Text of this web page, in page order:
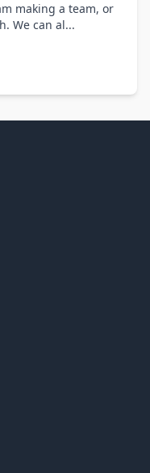
making a team, or
We can al...